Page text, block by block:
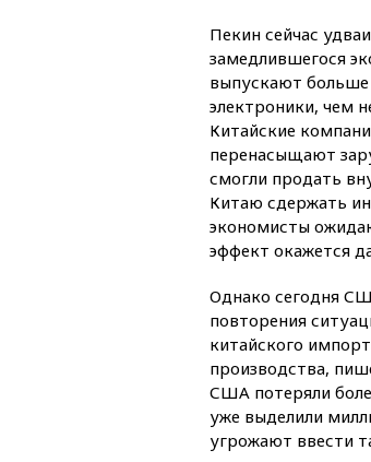
Пекин сейчас
замедлившегося
выпускают
электроники, чем
Китайские
перенасыщают
смогли продать
Китаю сдержать
экономисты
эффект окажется
Однако сегодня
повторения
китайского
производства,
США потеряли
уже выделили
угрожают ввести